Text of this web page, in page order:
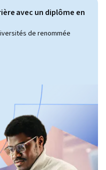
avec un diplôme en
de renommée